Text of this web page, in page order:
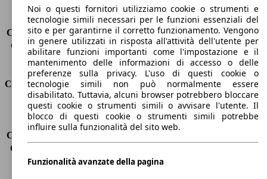
Sedili
5
Carico sul tetto
-
Capacità di traino (senza freni) -
Capacità di traino (con freni)
1200 kg
Volume del bagagliaio
521 - 1810 l
Consumi
Emissioni di CO2*
117 g/km (komb.)
Consumo (urbano)
-
Consumo (extra-urbano)
Consumo (combinato)*
Classe di emissione
Euro 6
Noi o questi fornitori utilizziamo cookie o strumenti e
tecnologie simili necessari per le funzioni essenziali del
sito e per garantirne il corretto funzionamento. Vengono
in genere utilizzati in risposta all'attività dell'utente per
abilitare funzioni importanti come l'impostazione e il
mantenimento delle informazioni di accesso o delle
preferenze sulla privacy. L'uso di questi cookie o
tecnologie simili non può normalmente essere
disabilitato. Tuttavia, alcuni browser potrebbero bloccare
questi cookie o strumenti simili o avvisare l'utente. Il
blocco di questi cookie o strumenti simili potrebbe
influire sulla funzionalità del sito web.
Funzionalità avanzate della pagina